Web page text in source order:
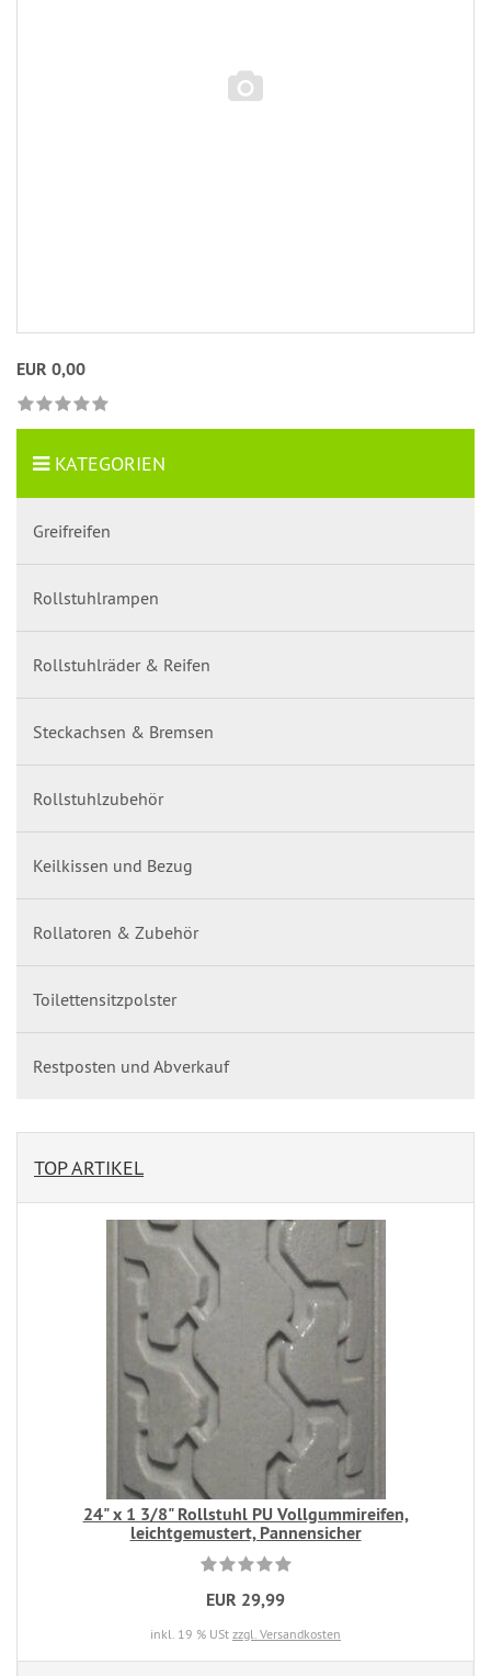
EUR 0,00
KATEGORIEN
Greifreifen
Rollstuhlrampen
Rollstuhlräder & Reifen
Steckachsen & Bremsen
Rollstuhlzubehör
Keilkissen und Bezug
Rollatoren & Zubehör
Toilettensitzpolster
Restposten und Abverkauf
TOP ARTIKEL
24" x 1 3/8" Rollstuhl PU Vollgummireifen,
leichtgemustert, Pannensicher
EUR 29,99
inkl. 19 % USt zzgl. Versandkosten